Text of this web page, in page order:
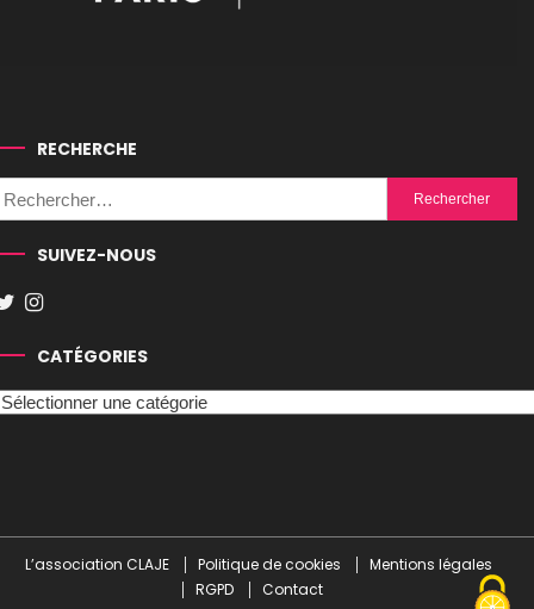
RECHERCHE
Rechercher :
SUIVEZ-NOUS
CATÉGORIES
L’association CLAJE Politique de cookies
Mentions légales
RGPD
Contact